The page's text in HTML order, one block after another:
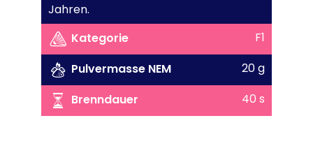
Jahren.
Kategorie
F1
Pulvermasse NEM
20 g
Brenndauer
40 s